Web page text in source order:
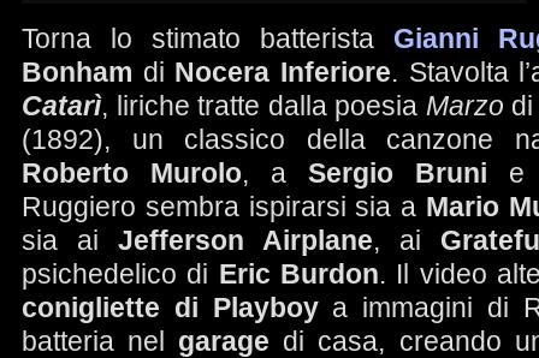
Torna lo stimato batterista Gianni
Bonham di Nocera Inferiore. Stavolta
Catarì, liriche tratte dalla poesia Marzo
(1892), un classico della canzone
Roberto Murolo, a Sergio Bruni
Ruggiero sembra ispirarsi sia a Mario
sia ai Jefferson Airplane, ai
psichedelico di Eric Burdon. Il video
conigliette di Playboya immagini di
batteria nel garage di casa, creando